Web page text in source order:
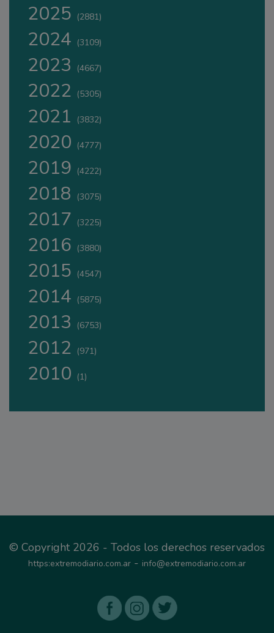
2025 (2881)
2024 (3109)
2023 (4667)
2022 (5305)
2021 (3832)
2020 (4777)
2019 (4222)
2018 (3075)
2017 (3225)
2016 (3880)
2015 (4547)
2014 (5875)
2013 (6753)
2012 (971)
2010 (1)
© Copyright 2026 - Todos los derechos reservados
https:extremodiario.com.ar - info@extremodiario.com.ar